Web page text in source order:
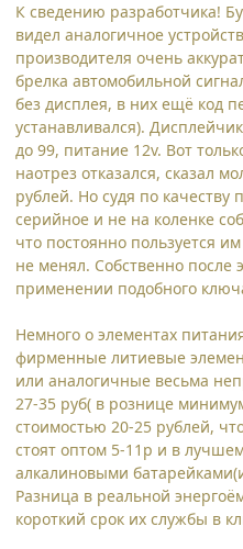
К сведению разработчика!
видел аналогичное
производителя очень
брелка автомобильной
без дисплея, в них ещё код
устанавливался).
до 99, питание 12v. Вот
наотрез отказался, сказал
рублей. Но судя по качеству
серийное и не на коленке
что постоянно пользуется
не менял. Собственно после
применении подобного
Немного о элементах
фирменные литиевые
или аналогичные весьма
27-35 руб( в рознице
стоимостью 20-25 рублей,
стоят оптом 5-11р и в
алкалиновыми
Разница в реальной
короткий срок их службы в